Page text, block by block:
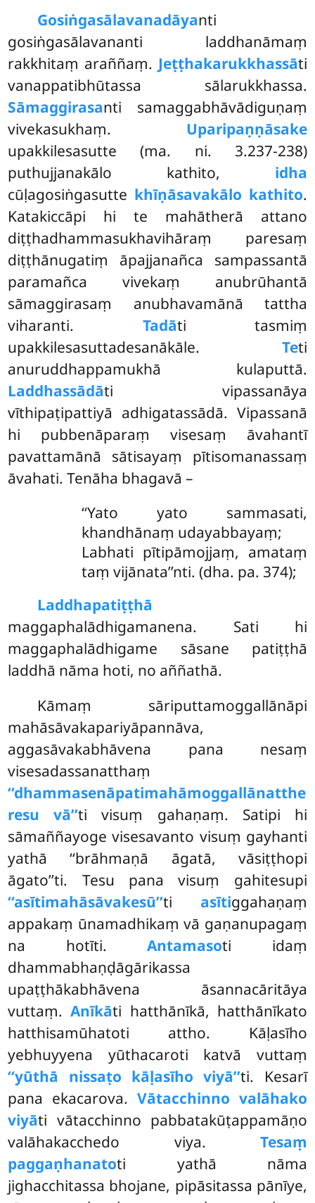
Gosiṅgasālavanadāyanti
gosiṅgasālavananti laddhanāmaṃ
rakkhitaṃ araññaṃ. Jeṭṭhakarukkhassāti
vanappatibhūtassa sālarukkhassa.
Sāmaggirasanti samaggabhāvādiguṇaṃ
vivekasukhaṃ. Uparipaṇṇāsake
upakkilesasutte (ma. ni. 3.237-238)
puthujjanakālo kathito, idha
cūḷagosiṅgasutte khīṇāsavakālo kathito.
Katakiccāpi hi te mahātherā attano
diṭṭhadhammasukhavihāraṃ paresaṃ
diṭṭhānugatiṃ āpajjanañca sampassantā
paramañca vivekaṃ anubrūhantā
sāmaggirasaṃ anubhavamānā tattha
viharanti. Tadāti tasmiṃ
upakkilesasuttadesanākāle. Teti
anuruddhappamukhā kulaputtā.
Laddhassādāti vipassanāya
vīthipaṭipattiyā adhigatassādā. Vipassanā
hi pubbenāparaṃ visesaṃ āvahantī
pavattamānā sātisayaṃ pītisomanassaṃ
āvahati. Tenāha bhagavā –
‘‘Yato yato sammasati,
khandhānaṃ udayabbayaṃ;
Labhati pītipāmojjaṃ, amataṃ
taṃ vijānata’’nti. (dha. pa. 374);
Laddhapatiṭṭhā
maggaphalādhigamanena. Sati hi
maggaphalādhigame sāsane patiṭṭhā
laddhā nāma hoti, no aññathā.
Kāmaṃ sāriputtamoggallānāpi
mahāsāvakapariyāpannāva,
aggasāvakabhāvena pana nesaṃ
visesadassanatthaṃ
‘‘dhammasenāpatimahāmoggallānatthe
resu vā’’ti visuṃ gahaṇaṃ. Satipi hi
sāmaññayoge visesavanto visuṃ gayhanti
yathā ‘‘brāhmaṇā āgatā, vāsiṭṭhopi
āgato’’ti. Tesu pana visuṃ gahitesupi
‘‘asītimahāsāvakesū’’ti asītiggahaṇaṃ
appakaṃ ūnamadhikaṃ vā gaṇanupagaṃ
na hotīti.Antamasoti idaṃ
dhammabhaṇḍāgārikassa
upaṭṭhākabhāvena āsannacāritāya
vuttaṃ.Anīkāti hatthānīkā, hatthānīkato
hatthisamūhatoti attho. Kāḷasīho
yebhuyyena yūthacaroti katvā vuttaṃ
‘‘yūthā nissaṭo kāḷasīho viyā’’ti. Kesarī
pana ekacarova. Vātacchinno valāhako
viyāti vātacchinno pabbatakūṭappamāṇo
valāhakacchedo viya. Tesaṃ
paggaṇhanatoti yathā nāma
jighacchitassa bhojane, pipāsitassa pānīye,